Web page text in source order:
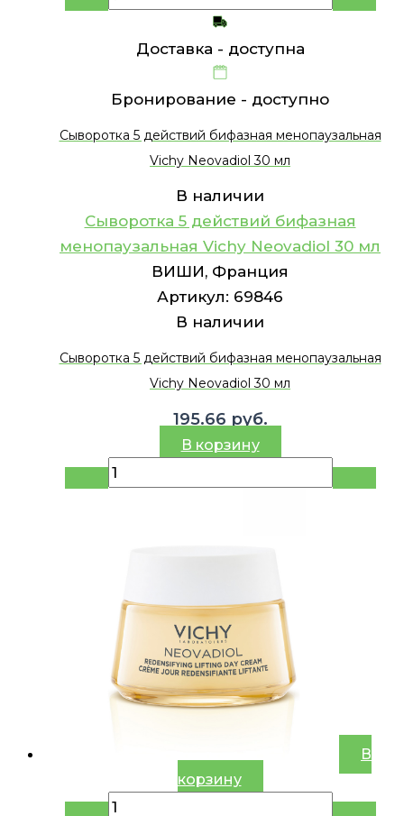
Доставка - доступна
Бронирование - доступно
Сыворотка 5 действий бифазная менопаузальная
Vichy Neovadiol 30 мл
В наличии
Сыворотка 5 действий бифазная
менопаузальная Vichy Neovadiol 30 мл
ВИШИ, Франция
Артикул: 69846
В наличии
Сыворотка 5 действий бифазная менопаузальная
Vichy Neovadiol 30 мл
195.66 руб.
В корзину
В
корзину